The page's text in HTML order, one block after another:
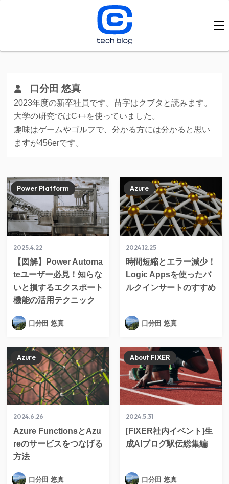
口分田 悠真
2023年度の新卒社員です。苗字はクブタと読みます。
大学の研究ではC++を使っていました。
趣味はゲームやゴルフで、分かる方には分かると思い
ますが456erです。
2025.4.22
【図解】Power Automa
teユーザー必見！知らな
いと損するエクスポート
機能の活用テクニック
Power Platform
口分田 悠真
2024.12.25
時間短縮とエラー減少！
Logic Appsを使ったバ
ルクインサートのすすめ
Azure
口分田 悠真
2024.6.26
Azure FunctionsとAzu
reのサービスをつなげる
方法
Azure
口分田 悠真
2024.5.31
[FIXER社内イベント]生
成AIブログ駅伝総集編
About FIXER
口分田 悠真